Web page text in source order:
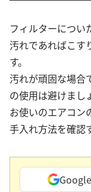
フィルターについ
汚れであればこす
す。
汚れが頑固な場合
の使用は避けまし
お使いのエアコン
手入れ方法を確認